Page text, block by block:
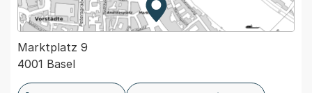
Zur Karte von MapBS.
Externer Link, wird in einem
Marktplatz 9
4001 Basel